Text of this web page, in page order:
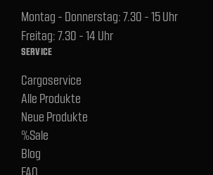
Montag - Donnerstag: 7.30 - 15 Uhr
Freitag: 7.30 - 14 Uhr
SERVICE
Cargoservice
Alle Produkte
Neue Produkte
%Sale
Blog
FAQ